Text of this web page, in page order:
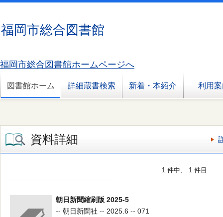
福岡市総合図書館
福岡市総合図書館ホームページへ
図書館ホーム 詳細蔵書検索 新着・本紹介 利用
資料詳細
1 件中、 1 件目
朝日新聞縮刷版 2025-5
-- 朝日新聞社 -- 2025.6 -- 071